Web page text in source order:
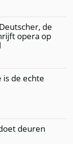
de
opera op
is de echte
deuren